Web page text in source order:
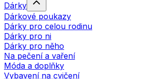
Dárky
Dárkové poukazy
Dárky pro celou rodinu
Dárky pro ni
Dárky pro něho
Na pečení a vaření
Móda a doplňky
Vybavení na cvičení